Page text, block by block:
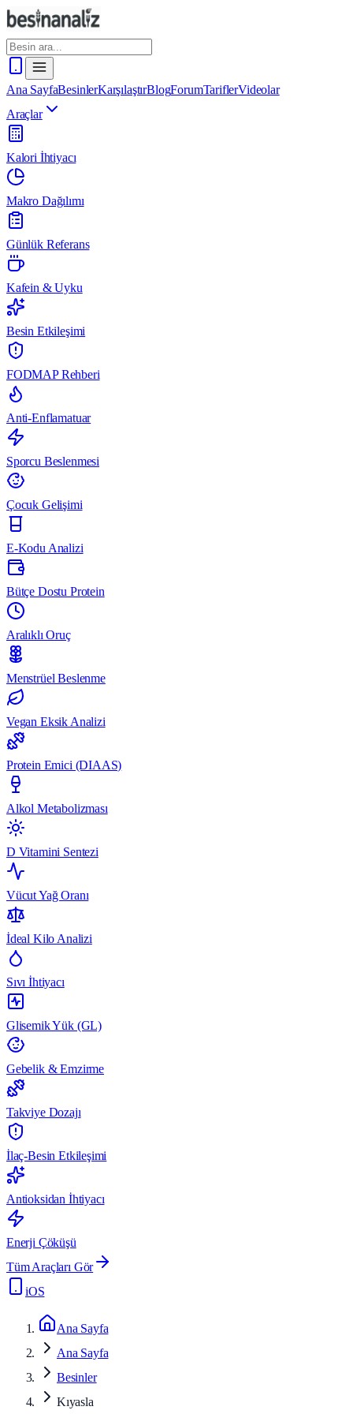
Ana SayfaBesinlerKarşılaştırBlogForumTariflerVideolar
Araçlar
Kalori İhtiyacı
Makro Dağılımı
Günlük Referans
Kafein & Uyku
Besin Etkileşimi
FODMAP Rehberi
Anti-Enflamatuar
Sporcu Beslenmesi
Çocuk Gelişimi
E-Kodu Analizi
Bütçe Dostu Protein
Aralıklı Oruç
Menstrüel Beslenme
Vegan Eksik Analizi
Protein Emici (DIAAS)
Alkol Metabolizması
D Vitamini Sentezi
Vücut Yağ Oranı
İdeal Kilo Analizi
Sıvı İhtiyacı
Glisemik Yük (GL)
Gebelik & Emzirme
Takviye Dozajı
İlaç-Besin Etkileşimi
Antioksidan İhtiyacı
Enerji Çöküşü
Tüm Araçları Gör
iOS
Ana Sayfa
Ana Sayfa
Besinler
Kıyasla